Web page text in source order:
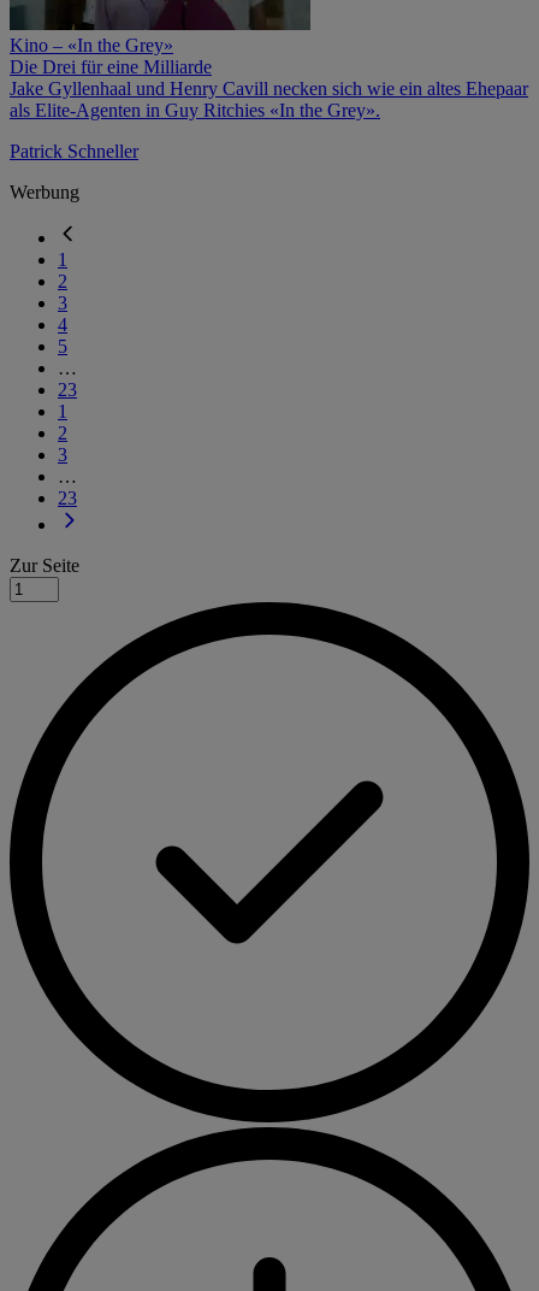
Kino – «In the Grey»
Die Drei für eine Milliarde
Jake Gyllenhaal und Henry Cavill necken sich wie ein altes Ehepaar
als Elite-Agenten in Guy Ritchies «In the Grey».
Patrick Schneller
Werbung
1
2
3
4
5
…
23
1
2
3
…
23
Zur Seite